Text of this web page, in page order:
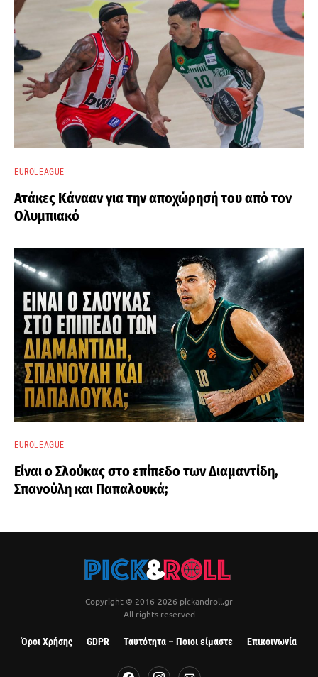
EUROLEAGUE
Ατάκες Κάνααν για την αποχώρησή του από τον
Ολυμπιακό
EUROLEAGUE
Είναι ο Σλούκας στο επίπεδο των Διαμαντίδη,
Σπανούλη και Παπαλουκά;
Copyright © 2016-2026 pickandroll.gr
All rights reserved
Όροι Χρήσης GDPR Ταυτότητα – Ποιοι είμαστε Επικοινωνία